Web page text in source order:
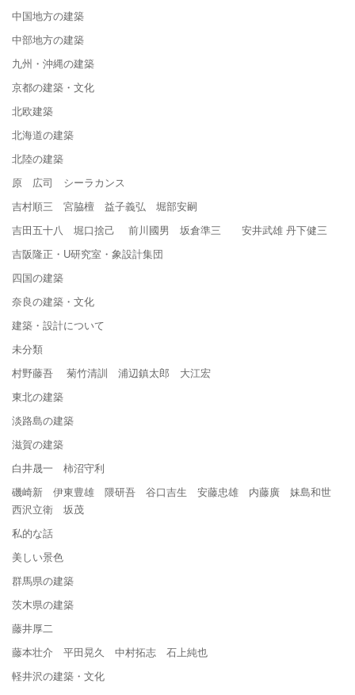
中国地方の建築
中部地方の建築
九州・沖縄の建築
京都の建築・文化
北欧建築
北海道の建築
北陸の建築
原 広司 シーラカンス
吉村順三 宮脇檀 益子義弘 堀部安嗣
吉田五十八 堀口捨己 前川國男 坂倉準三 安井武雄 丹下健三
吉阪隆正・U研究室・象設計集団
四国の建築
奈良の建築・文化
建築・設計について
未分類
村野藤吾 菊竹清訓 浦辺鎮太郎 大江宏
東北の建築
淡路島の建築
滋賀の建築
白井晟一 柿沼守利
磯崎新 伊東豊雄 隈研吾 谷口吉生 安藤忠雄 内藤廣 妹島和世
西沢立衛 坂茂
私的な話
美しい景色
群馬県の建築
茨木県の建築
藤井厚二
藤本壮介 平田晃久 中村拓志 石上純也
軽井沢の建築・文化